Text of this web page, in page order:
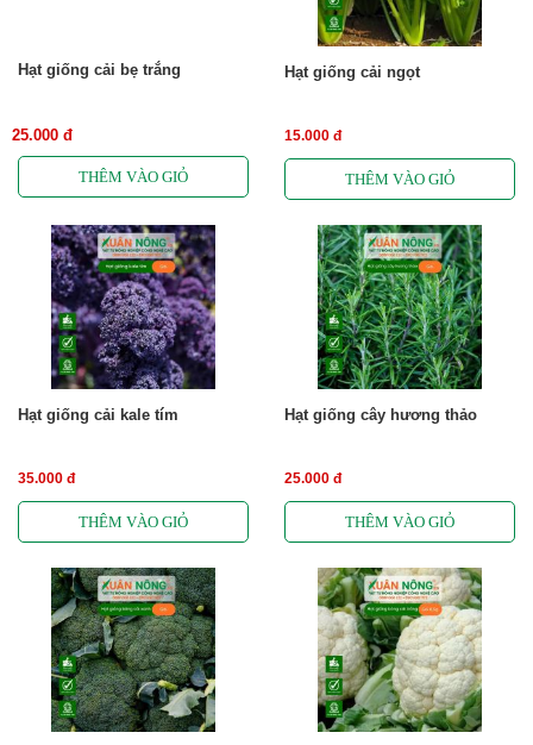
Hạt giống cải bẹ trắng
25.000 đ
Hạt giống cải ngọt
15.000 đ
Hạt giống cải kale tím
35.000 đ
Hạt giống cây hương thảo
25.000 đ